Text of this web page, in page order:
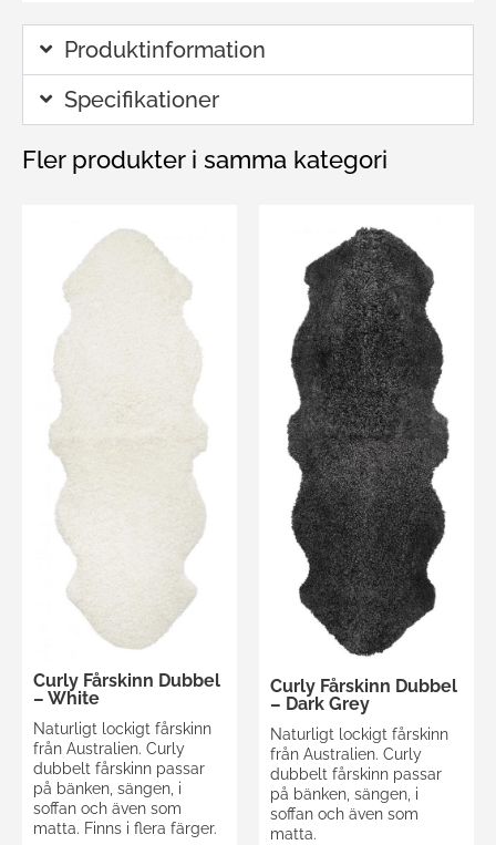
Produktinformation
Specifikationer
Fler produkter i samma kategori
Curly Fårskinn Dubbel
– White
Naturligt lockigt fårskinn
från Australien. Curly
dubbelt fårskinn passar
på bänken, sängen, i
soffan och även som
matta. Finns i flera färger.
Curly Fårskinn Dubbel
– Dark Grey
Naturligt lockigt fårskinn
från Australien. Curly
dubbelt fårskinn passar
på bänken, sängen, i
soffan och även som
matta.